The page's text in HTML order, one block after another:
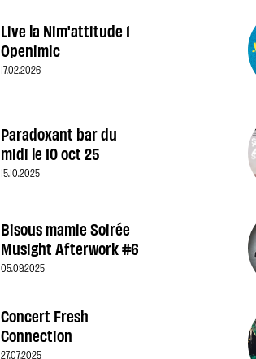
Live la Nim'attitude 1
Openimic
17.02.2026
Paradoxant bar du
midi le 10 oct 25
15.10.2025
Bisous mamie Soirée
Musight Afterwork #6
05.09.2025
Concert Fresh
Connection
27.07.2025